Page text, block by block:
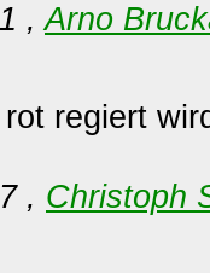
,Arno
regiert
, Christoph